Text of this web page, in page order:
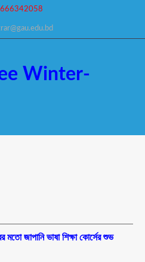
Winter-
মতো জাপানি ভাষা শিক্ষা কোর্সের শুভ